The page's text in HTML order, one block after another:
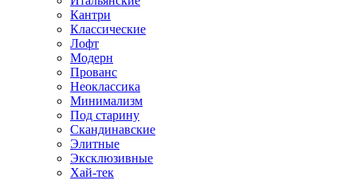
Кантри
Классические
Лофт
Модерн
Прованс
Неоклассика
Минимализм
Под старину
Скандинавские
Элитные
Эксклюзивные
Хай-тек